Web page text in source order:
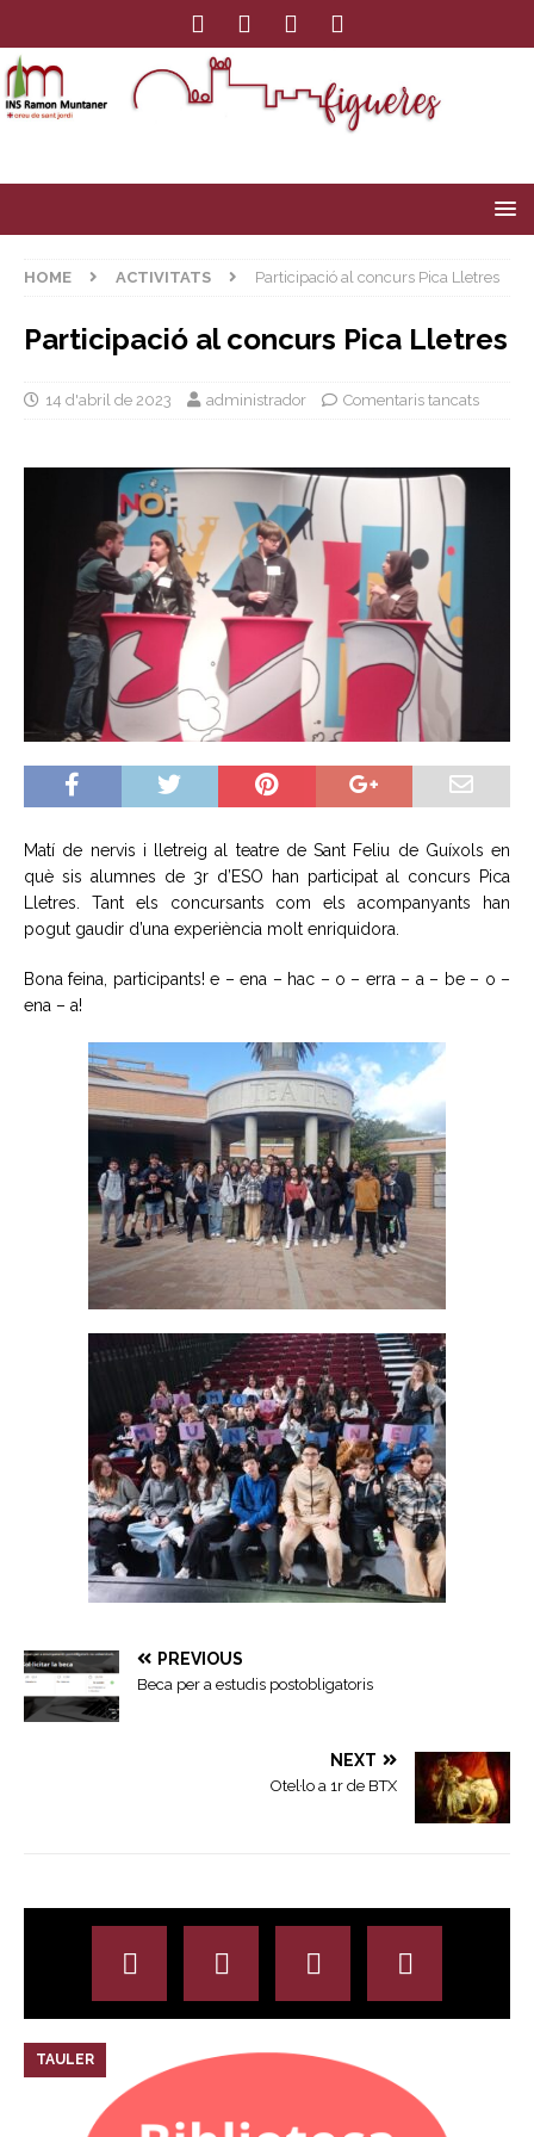
HOME ACTIVITATS Participació al concurs Pica Lletres
Participació al concurs Pica Lletres
14 d'abril de 2023 administrador Comentaris tancats
Matí de nervis i lletreig al teatre de Sant Feliu de Guíxols en
què sis alumnes de 3r d’ESO han participat al concurs Pica
Lletres. Tant els concursants com els acompanyants han
pogut gaudir d’una experiència molt enriquidora.
Bona feina, participants! e – ena – hac – o – erra – a – be – o –
ena – a!
PREVIOUS
Beca per a estudis postobligatoris
NEXT
Otel·lo a 1r de BTX
TAULER